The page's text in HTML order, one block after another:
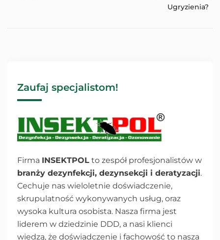
Ugryzienia?
Zaufaj specjalistom!
Firma INSEKTPOL to zespół profesjonalistów w
branży dezynfekcji, dezynsekcji i deratyzacji.
Cechuje nas wieloletnie doświadczenie,
skrupulatność wykonywanych usług, oraz
wysoka kultura osobista. Nasza firma jest
liderem w dziedzinie DDD, a nasi klienci
wiedzą, że doświadczenie i fachowość to nasza